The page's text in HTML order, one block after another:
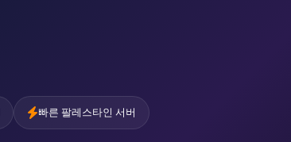
빠른 팔레스타인 서버